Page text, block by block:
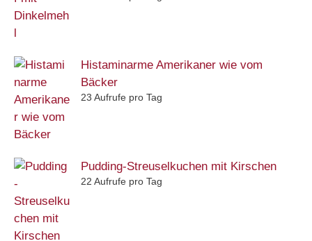
Histaminarme Amerikaner wie vom
Bäcker
23 Aufrufe pro Tag
Pudding-Streuselkuchen mit Kirschen
22 Aufrufe pro Tag